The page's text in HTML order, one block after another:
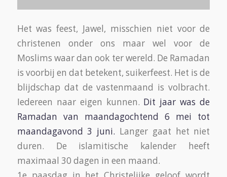
in Saoedi- Arabië gehanteerd wordt is de
“Umm al Qure”.
Met deze kalender als vast gegeven heeft men
computerprogramma’s kunnen ontwikkelen
om zelfs nu het begin van de Ramadan van
2061 te weten. Hiermee zijn de wichelaars van
hun verantwoordelijke taak ontheven.
Waarmee zij nog niet verdwenen zijn.
heb gepraat met Achmed en zijn vrouw. Hij
heeft gevast, zij niet dit jaar, want zij is